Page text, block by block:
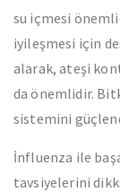
su içmesi
iyileşmesi için
alarak, ateşi
da önemlidir.
sistemini
İnfluenza ile
tavsiyelerini